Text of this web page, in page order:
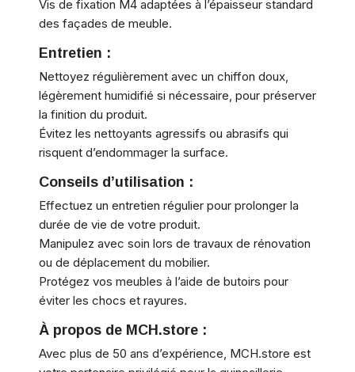
Vis de fixation M4 adaptées à l’épaisseur standard
des façades de meuble.
Entretien :
Nettoyez régulièrement avec un chiffon doux,
légèrement humidifié si nécessaire, pour préserver
la finition du produit.
Évitez les nettoyants agressifs ou abrasifs qui
risquent d’endommager la surface.
Conseils d’utilisation :
Effectuez un entretien régulier pour prolonger la
durée de vie de votre produit.
Manipulez avec soin lors de travaux de rénovation
ou de déplacement du mobilier.
Protégez vos meubles à l’aide de butoirs pour
éviter les chocs et rayures.
À propos de MCH.store :
Avec plus de 50 ans d’expérience, MCH.store est